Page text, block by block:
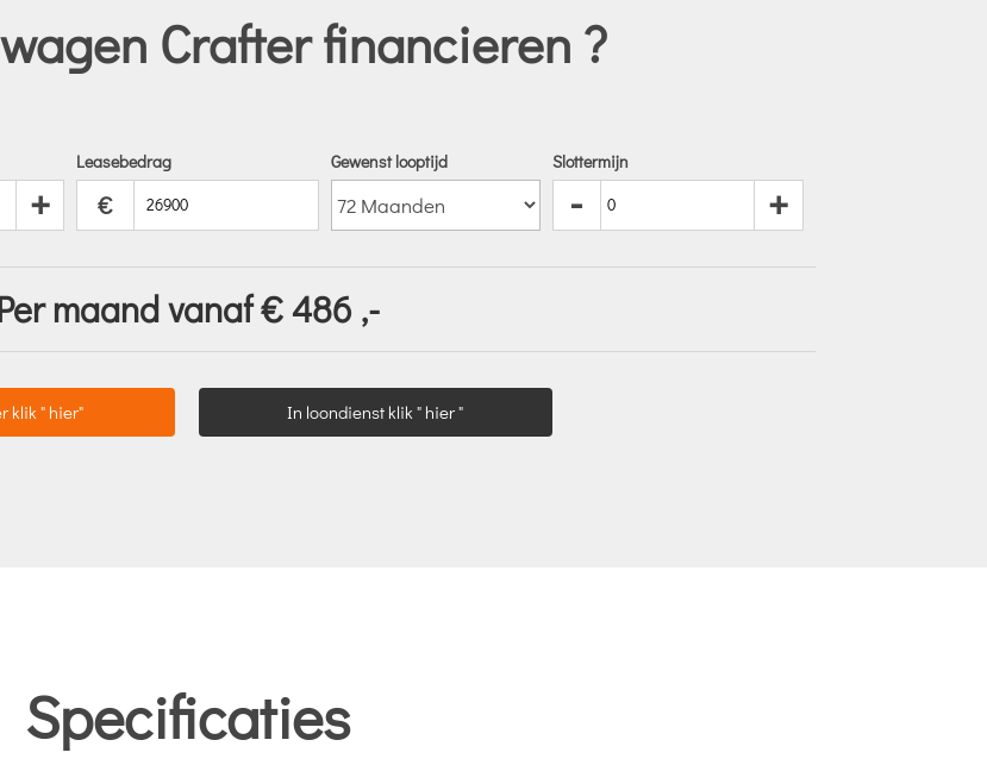
Crafter financieren ?
+
Leasebedrag
€
Gewenst looptijd Slottermijn
- +
maand vanaf € 486 ,-
klik " hier" In loondienst klik " hier "
Specificaties